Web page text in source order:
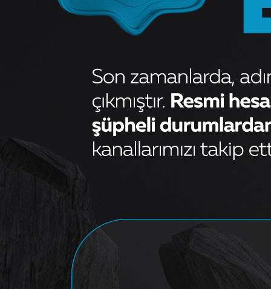
ARKA TAMPON REFLEKTORU
SAG DOBLO III
Sorunuz
OEM DEKAR DK1811